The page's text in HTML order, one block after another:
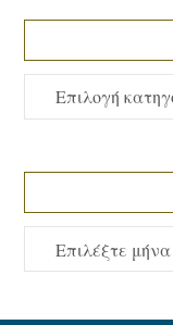
ΚΑΤΗΓΟΡΙΕΣ
ΑΡΧΕΙΟ